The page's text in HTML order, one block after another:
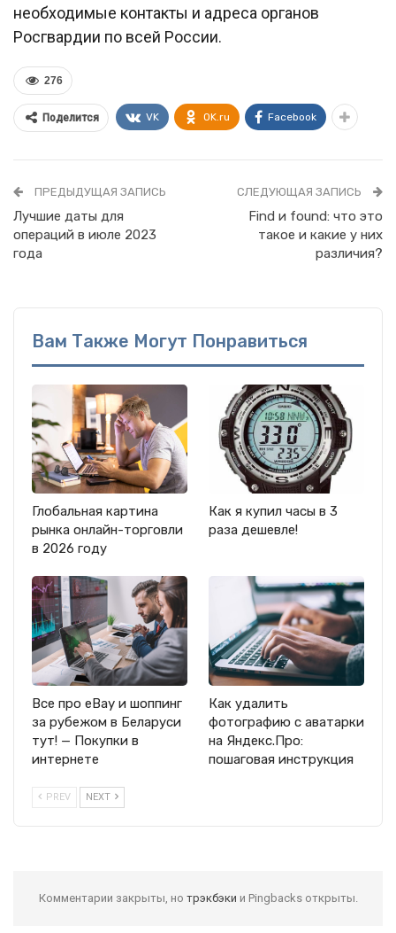
необходимые контакты и адреса органов
Росгвардии по всей России.
276
Поделится VK OK.ru Facebook
ПРЕДЫДУЩАЯ ЗАПИСЬ
Лучшие даты для
операций в июле 2023
года
СЛЕДУЮЩАЯ ЗАПИСЬ
Find и found: что это
такое и какие у них
различия?
Вам Также Могут Понравиться
Глобальная картина
рынка онлайн-торговли
в 2026 году
Как я купил часы в 3
раза дешевле!
Все про eBay и шоппинг
за рубежом в Беларуси
тут! — Покупки в
интернете
Как удалить
фотографию с аватарки
на Яндекс.Про:
пошаговая инструкция
PREV NEXT
Комментарии закрыты, но трэкбэки и Pingbacks открыты.